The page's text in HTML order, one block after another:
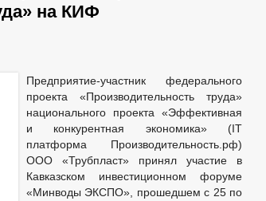
на КИФ
Предприятие-участник федерального
проекта «Производительность труда»
национального проекта «Эффективная
и конкурентная экономика» (IT
платформа Производительность.рф)
ООО «Трубпласт» принял участие в
Кавказском инвестиционном форуме
«Минводы ЭКСПО», прошедшем с 25 по